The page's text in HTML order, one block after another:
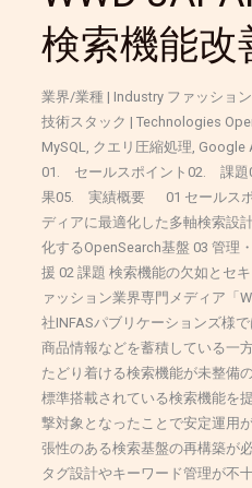
検索機能改
業界/業種 | Industry ファッショ
技術スタック | Technologies
MySQL, クエリ圧縮処理, Google
01. セールスポイント02. 課
果05. 実績概要 01 セールスポ
ディアに最適化した多軸検索設
化するOpenSearch基盤 03 管理
援 02 課題 検索機能の欠如とセ
ァッション業界専門メディア「
社INFASパブリケーションズ様
商品情報などを蓄積している一
たどり着ける検索機能が未整備
標準搭載されている検索機能を
撃対象となったことで安定運用
張性のある検索基盤の再構築が
タグ設計やキーワード管理が不